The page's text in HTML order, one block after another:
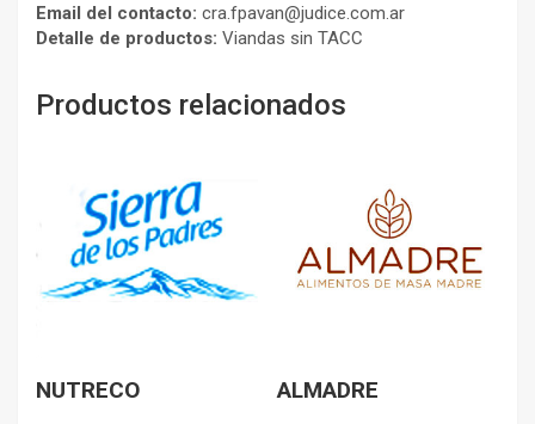
Email del contacto: cra.fpavan@judice.com.ar
Detalle de productos: Viandas sin TACC
Productos relacionados
NUTRECO ALMADRE